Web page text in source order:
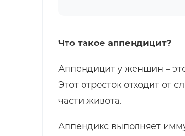
Что такое аппендицит?
Аппендицит у женщин –
Этот отросток отходит от
части живота.
Аппендикс выполняет